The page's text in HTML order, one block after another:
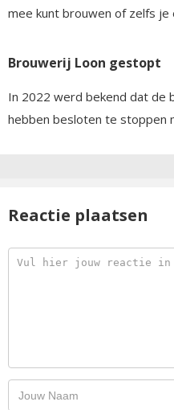
mee kunt brouwen of zelfs
Brouwerij Loon gestopt
In 2022 werd bekend dat de
hebben besloten te stoppen
Reactie plaatsen